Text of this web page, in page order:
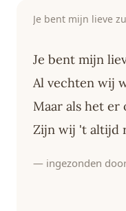
Je bent mijn lieve
Je bent mijn
Al vechten wij
Maar als het er
Zijn wij 't altijd
— ingezonden